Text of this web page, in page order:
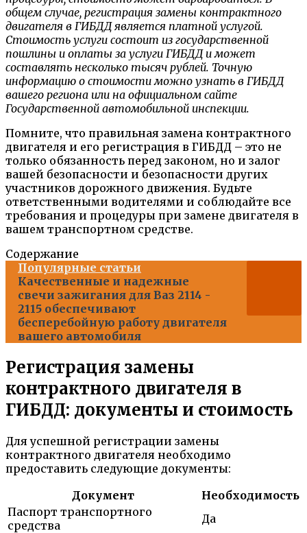
общем случае, регистрация замены контрактного
двигателя в ГИБДД является платной услугой.
Стоимость услуги состоит из государственной
пошлины и оплаты за услуги ГИБДД и может
составлять несколько тысяч рублей. Точную
информацию о стоимости можно узнать в ГИБДД
вашего региона или на официальном сайте
Государственной автомобильной инспекции.
Помните, что правильная замена контрактного
двигателя и его регистрация в ГИБДД – это не
только обязанность перед законом, но и залог
вашей безопасности и безопасности других
участников дорожного движения. Будьте
ответственными водителями и соблюдайте все
требования и процедуры при замене двигателя в
вашем транспортном средстве.
Содержание
Популярные статьи
Качественные и надежные
свечи зажигания для Ваз 2114 -
2115 обеспечивают
бесперебойную работу двигателя
вашего автомобиля
Регистрация замены
контрактного двигателя в
ГИБДД: документы и стоимость
Для успешной регистрации замены
контрактного двигателя необходимо
предоставить следующие документы:
Документ
Необходимость
Паспорт транспортного
средства
Да